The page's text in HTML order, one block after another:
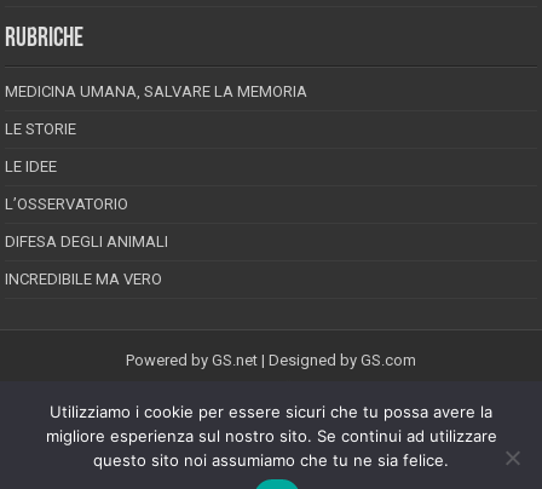
RUBRICHE
MEDICINA UMANA, SALVARE LA MEMORIA
LE STORIE
LE IDEE
L’OSSERVATORIO
DIFESA DEGLI ANIMALI
INCREDIBILE MA VERO
Powered by GS.net | Designed by GS.com
EPINEION EDITRICE S.R.L.P.Iva 02008710689
Registrazione Tribunale di Pescara reg. speciale della stampa n.08/2012
Direttore responsabile: Maurizio Piccinino
Iscrizione al ROC n.22607
Utilizziamo i cookie per essere sicuri che tu possa avere la
migliore esperienza sul nostro sito. Se continui ad utilizzare
questo sito noi assumiamo che tu ne sia felice.